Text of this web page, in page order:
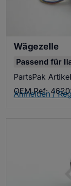
Wägezelle
Passend für
PartsPak
OEM Ref:
Anmelden /